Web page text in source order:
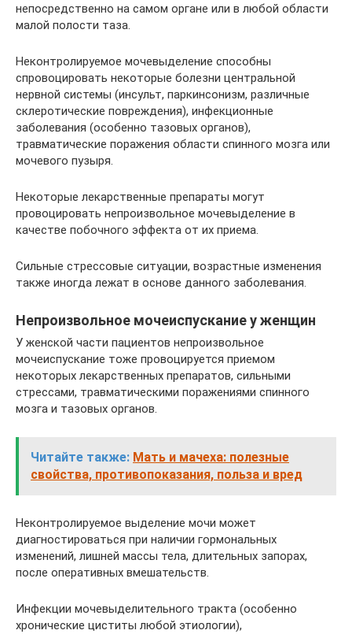
непосредственно на самом органе или в любой области
малой полости таза.
Неконтролируемое мочевыделение способны
спровоцировать некоторые болезни центральной
нервной системы (инсульт, паркинсонизм, различные
склеротические повреждения), инфекционные
заболевания (особенно тазовых органов),
травматические поражения области спинного мозга или
мочевого пузыря.
Некоторые лекарственные препараты могут
провоцировать непроизвольное мочевыделение в
качестве побочного эффекта от их приема.
Сильные стрессовые ситуации, возрастные изменения
также иногда лежат в основе данного заболевания.
Непроизвольное мочеиспускание у женщин
У женской части пациентов непроизвольное
мочеиспускание тоже провоцируется приемом
некоторых лекарственных препаратов, сильными
стрессами, травматическими поражениями спинного
мозга и тазовых органов.
Читайте также: Мать и мачеха: полезные
свойства, противопоказания, польза и вред
Неконтролируемое выделение мочи может
диагностироваться при наличии гормональных
изменений, лишней массы тела, длительных запорах,
после оперативных вмешательств.
Инфекции мочевыделительного тракта (особенно
хронические циститы любой этиологии),